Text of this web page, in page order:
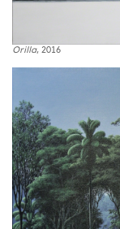
Orilla, 2016